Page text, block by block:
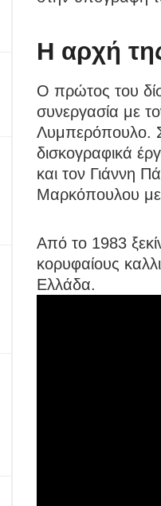
Η αρχή
Ο πρώτος του
συνεργασία με
Λυμπερόπουλο.
δισκογραφικά
και τον Γιάννη
Μαρκόπουλου
Από το 1983
κορυφαίους
Ελλάδα.